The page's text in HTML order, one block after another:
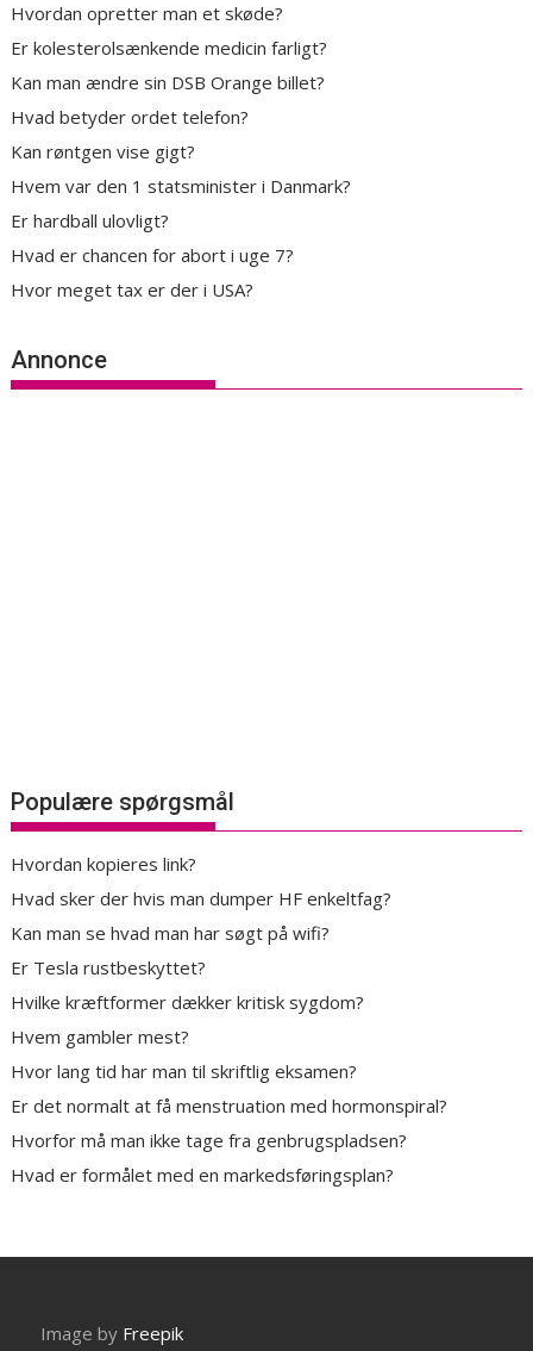
Hvordan opretter man et skøde?
Er kolesterolsænkende medicin farligt?
Kan man ændre sin DSB Orange billet?
Hvad betyder ordet telefon?
Kan røntgen vise gigt?
Hvem var den 1 statsminister i Danmark?
Er hardball ulovligt?
Hvad er chancen for abort i uge 7?
Hvor meget tax er der i USA?
Annonce
Populære spørgsmål
Hvordan kopieres link?
Hvad sker der hvis man dumper HF enkeltfag?
Kan man se hvad man har søgt på wifi?
Er Tesla rustbeskyttet?
Hvilke kræftformer dækker kritisk sygdom?
Hvem gambler mest?
Hvor lang tid har man til skriftlig eksamen?
Er det normalt at få menstruation med hormonspiral?
Hvorfor må man ikke tage fra genbrugspladsen?
Hvad er formålet med en markedsføringsplan?
Image by Freepik